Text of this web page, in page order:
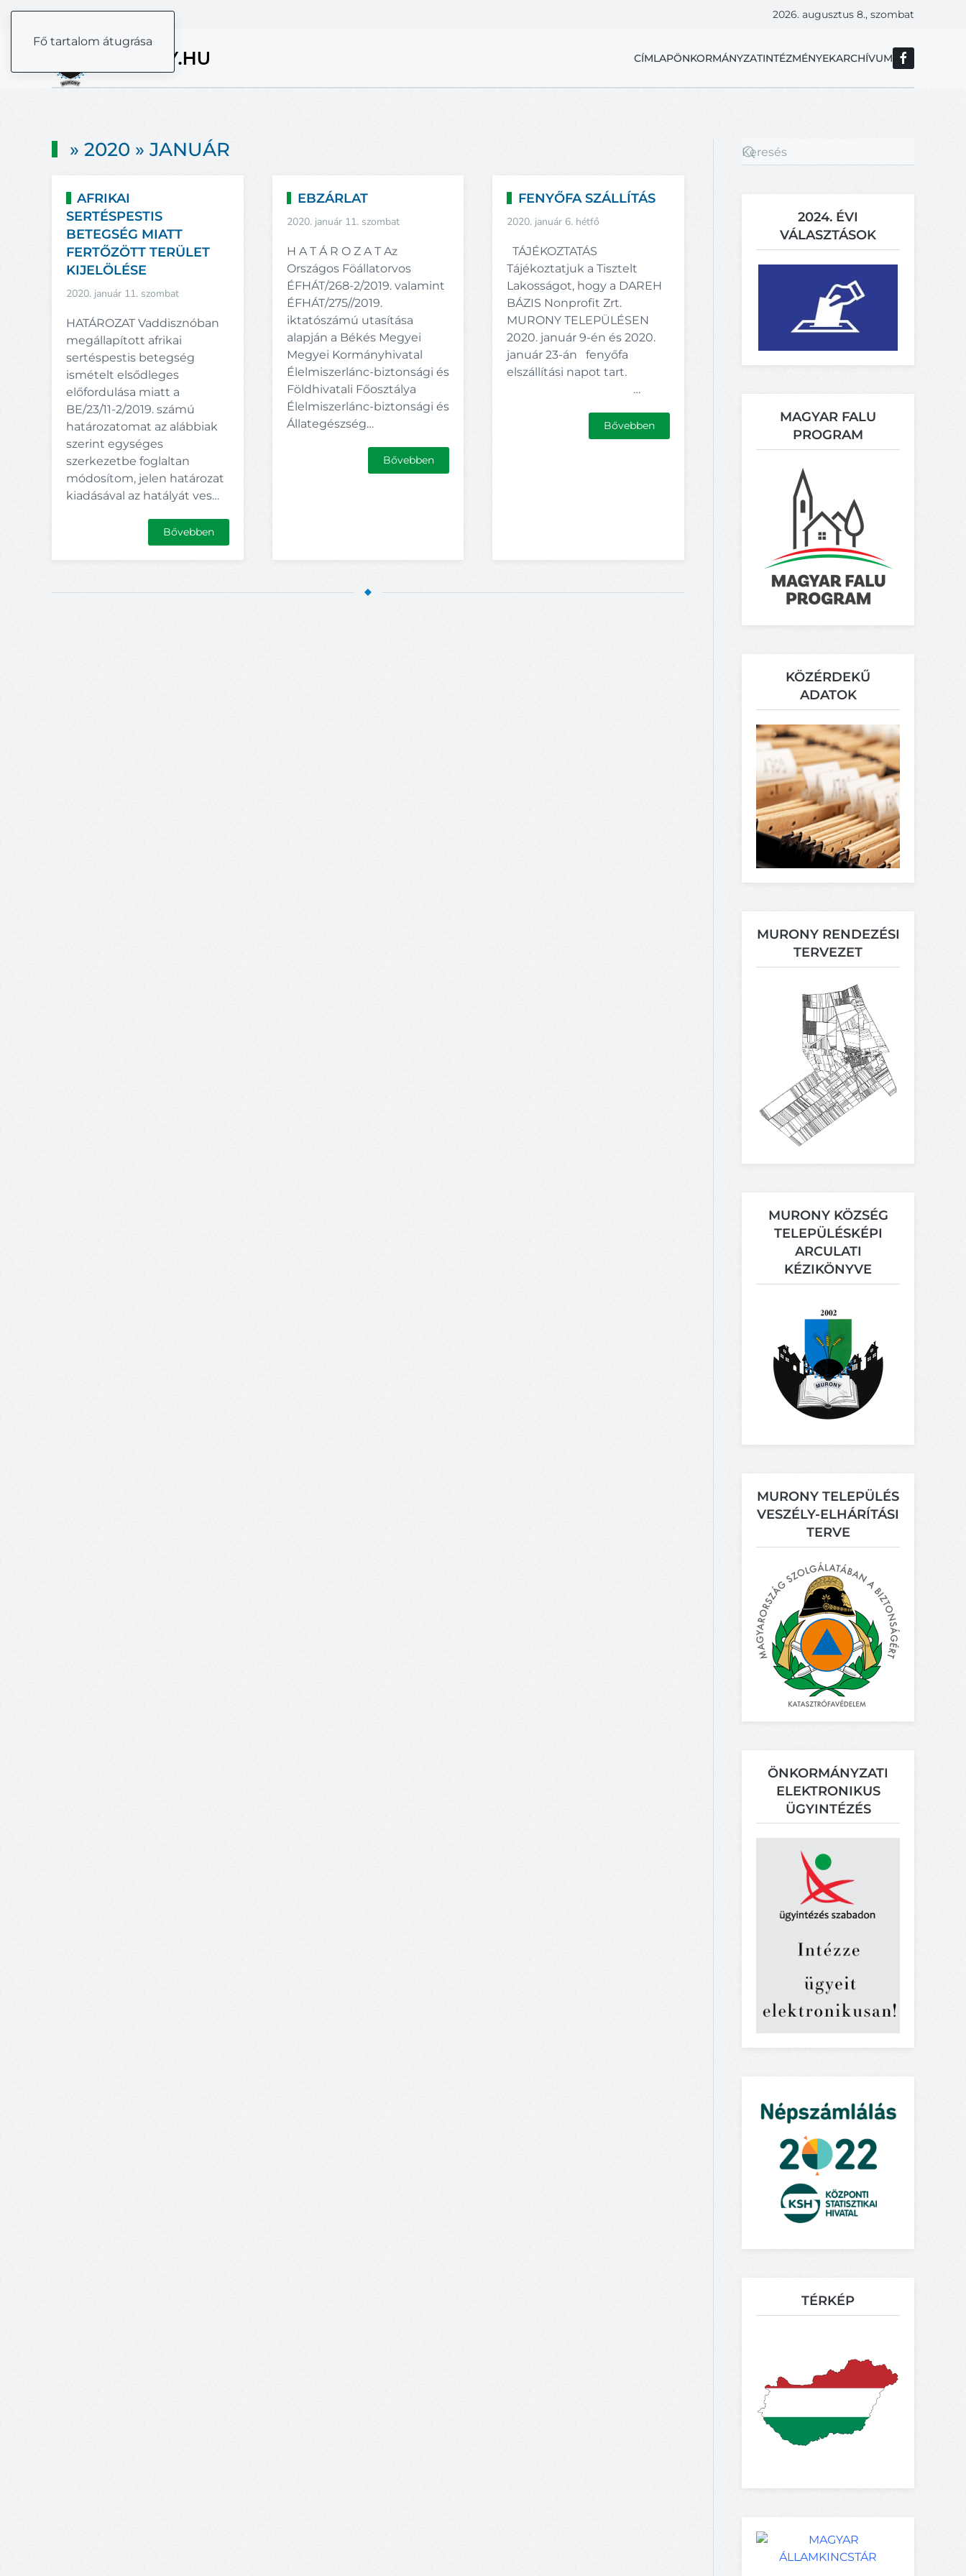
Fő tartalom átugrása
2026. augusztus 8., szombat
CÍMLAPÖNKORMÁNYZATINTÉZMÉNYEKARCHÍVUM
» 2020 » JANUÁR
AFRIKAI
SERTÉSPESTIS
BETEGSÉG MIATT
FERTŐZÖTT TERÜLET
KIJELÖLÉSE
2020. január 11. szombat
HATÁROZAT Vaddisznóban
megállapított afrikai
sertéspestis betegség
ismételt elsődleges
előfordulása miatt a
BE/23/11-2/2019. számú
határozatomat az alábbiak
szerint egységes
szerkezetbe foglaltan
módosítom, jelen határozat
kiadásával az hatályát ves…
Bővebben
EBZÁRLAT
2020. január 11. szombat
H A T Á R O Z A T Az
Országos Föállatorvos
ÉFHÁT/268-2/2019. valamint
ÉFHÁT/275//2019.
iktatószámú utasítása
alapján a Békés Megyei
Megyei Kormányhivatal
Élelmiszerlánc-biztonsági és
Földhivatali Főosztálya
Élelmiszerlánc-biztonsági és
Állategészség…
Bővebben
FENYŐFA SZÁLLÍTÁS
2020. január 6. hétfő
TÁJÉKOZTATÁS
Tájékoztatjuk a Tisztelt
Lakosságot, hogy a DAREH
BÁZIS Nonprofit Zrt.
MURONY TELEPÜLÉSEN
2020. január 9-én és 2020.
január 23-án fenyőfa
elszállítási napot tart.
…
Bővebben
2024. ÉVI
VÁLASZTÁSOK
MAGYAR FALU
PROGRAM
KÖZÉRDEKŰ
ADATOK
MURONY RENDEZÉSI
TERVEZET
MURONY KÖZSÉG
TELEPÜLÉSKÉPI
ARCULATI
KÉZIKÖNYVE
MURONY TELEPÜLÉS
VESZÉLY-ELHÁRÍTÁSI
TERVE
ÖNKORMÁNYZATI
ELEKTRONIKUS
ÜGYINTÉZÉS
TÉRKÉP